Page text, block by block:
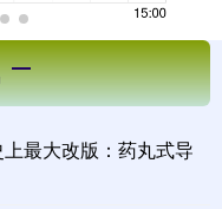
最大改版：药丸式导